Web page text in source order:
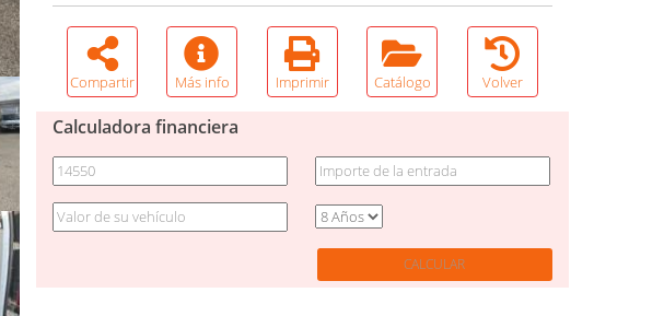
Compartir Más info Imprimir Catálogo Volver
Calculadora financiera